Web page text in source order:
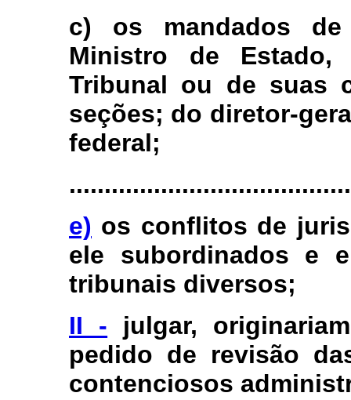
c) os mandados
Ministro de
Tribunal ou de suas
seções; do diretor-
federal;
e) os conflitos de
ele subordinados e
tribunais diversos;
II - julgar,
pedido de revisão
contenciosos